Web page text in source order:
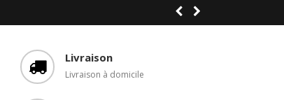
Livraison
Livraison à domicile